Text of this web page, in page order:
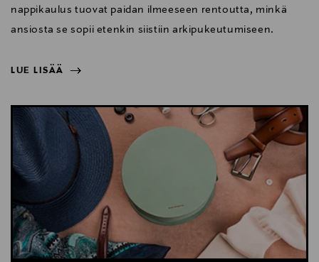
nappikaulus tuovat paidan ilmeeseen rentoutta, minkä
ansiosta se sopii etenkin siistiin arkipukeutumiseen.
LUE LISÄÄ
LUE LISÄÄ